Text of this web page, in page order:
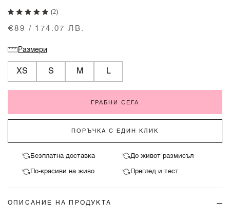
(2)
€89 / 174.07 ЛВ.
Размери
XS S M L
ГРАБНИ СЕГА
ПОРЪЧКА С ЕДИН КЛИК
Безплатна доставка До живот размисъл
По-красиви на живо Преглед и тест
ОПИСАНИЕ НА ПРОДУКТА